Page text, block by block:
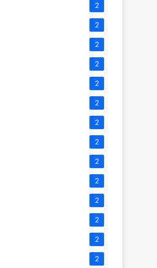
2
2
2
2
2
2
2
2
2
2
2
2
2
2